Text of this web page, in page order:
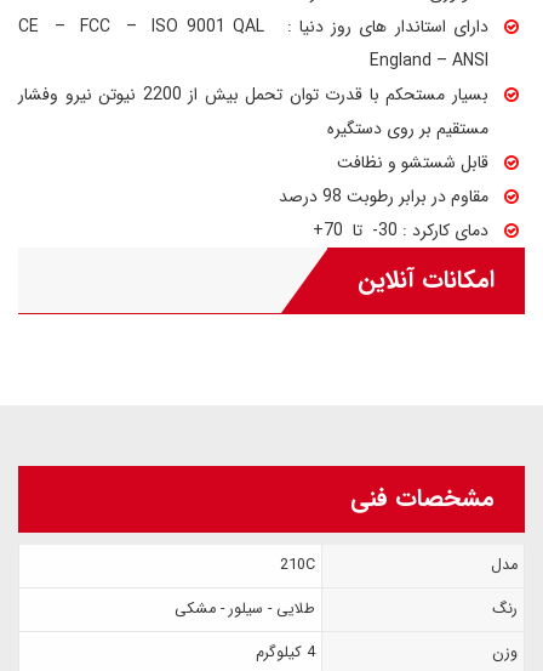
دارای استاندار های روز دنیا : CE – FCC – ISO 9001 QAL
England – ANSI
بسیار مستحکم با قدرت توان تحمل بیش از 2200 نیوتن نیرو وفشار
مستقیم بر روی دستگیره
قابل شستشو و نظافت
مقاوم در برابر رطوبت 98 درصد
دمای کارکرد : 30- تا 70+
امکانات آنلاین
مشخصات فنی
مدل
210C
رنگ
طلایی - سیلور - مشکی
وزن
4 کیلوگرم